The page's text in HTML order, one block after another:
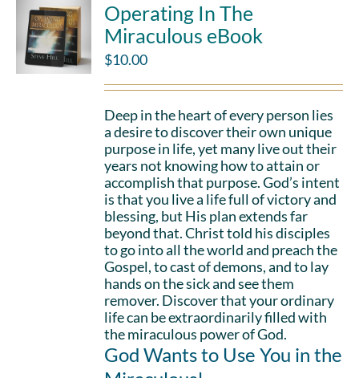
Operating In The
Miraculous eBook
$10.00
Deep in the heart of every person lies
a desire to discover their own unique
purpose in life, yet many live out their
years not knowing how to attain or
accomplish that purpose. God’s intent
is that you live a life full of victory and
blessing, but His plan extends far
beyond that. Christ told his disciples
to go into all the world and preach the
Gospel, to cast of demons, and to lay
hands on the sick and see them
remover. Discover that your ordinary
life can be extraordinarily filled with
the miraculous power of God.
God Wants to Use You in the